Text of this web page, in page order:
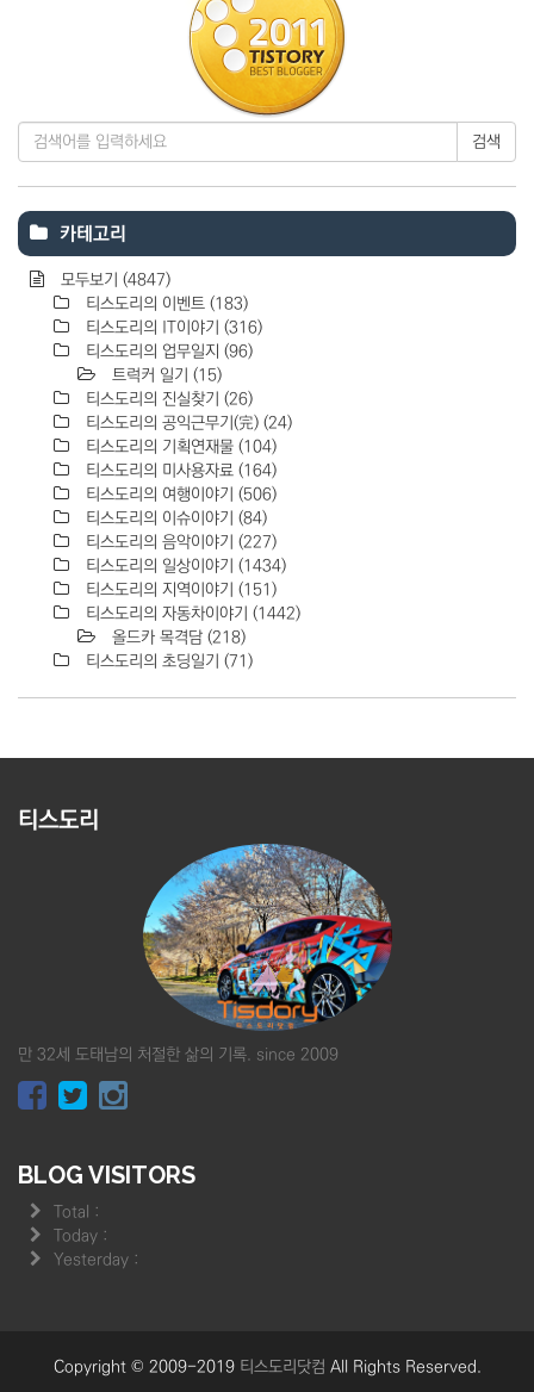
검색
카테고리
모두보기 (4847)
티스도리의 이벤트 (183)
티스도리의 IT이야기 (316)
티스도리의 업무일지 (96)
트럭커 일기 (15)
티스도리의 진실찾기 (26)
티스도리의 공익근무기(完) (24)
티스도리의 기획연재물 (104)
티스도리의 미사용자료 (164)
티스도리의 여행이야기 (506)
티스도리의 이슈이야기 (84)
티스도리의 음악이야기 (227)
티스도리의 일상이야기 (1434)
티스도리의 지역이야기 (151)
티스도리의 자동차이야기 (1442)
올드카 목격담 (218)
티스도리의 초딩일기 (71)
티스도리
만 32세 도태남의 처절한 삶의 기록. since 2009
BLOG VISITORS
Total :
Today :
Yesterday :
Copyright © 2009-2019 티스도리닷컴 All Rights Reserved.